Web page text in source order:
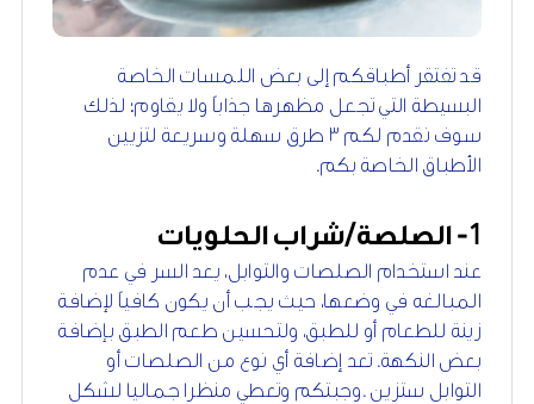
قد تفتقر أطباقكم إلى بعض اللمسات الخاصة
البسيطة التي تجعل مظهرها جذاباً ولا يقاوم؛ لذلك
سوف نقدم لكم ٣ طرق سهلة وسريعة لتزيين
الأطباق الخاصة بكم.
1- الصلصة/شراب الحلويات
عند استخدام الصلصات والتوابل، يعد السر في عدم
المبالغه في وضعها، حيث يجب أن يكون كافياً لإضافة
زينة للطعام أو للطبق، ولتحسين طعم الطبق بإضافة
بعض النكهة. تعد إضافة أي نوع من الصلصات أو
التوابل ستزين .وجبتكم وتعطي منظرا جماليا لشكل